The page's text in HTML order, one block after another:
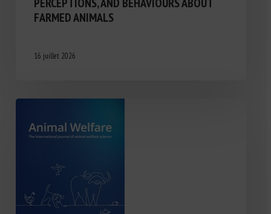
PERCEPTIONS, AND BEHAVIOURS ABOUT
FARMED ANIMALS
16 juillet 2026